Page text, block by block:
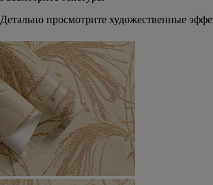
Детально просмотрите художественные